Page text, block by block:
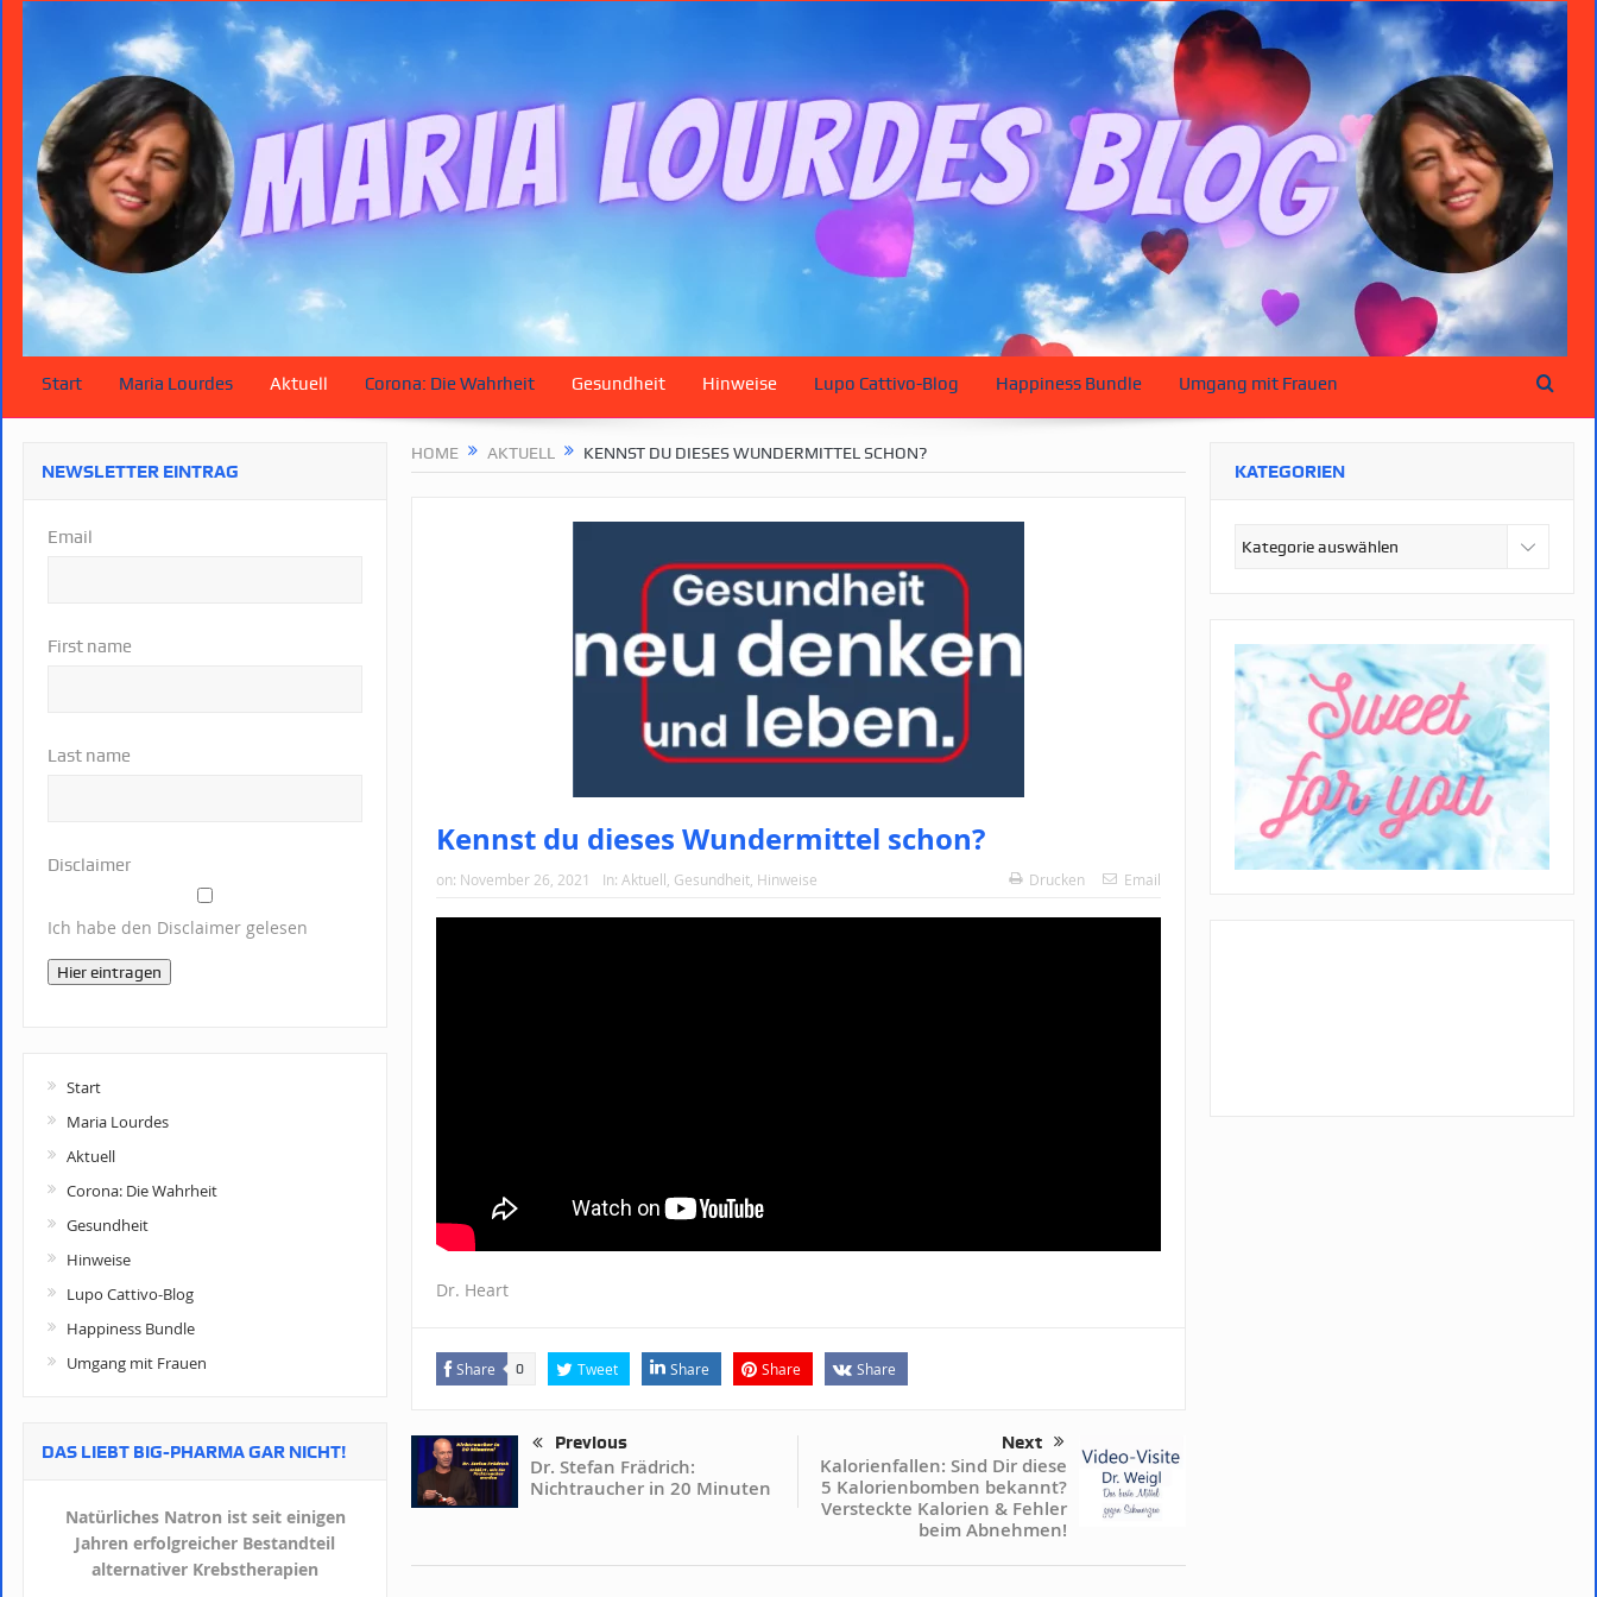
Start Maria Lourdes Aktuell Corona: Die Wahrheit Gesundheit Hinweise Lupo Cattivo-Blog Happiness Bundle Umgang mit Frauen
HOME AKTUELL KENNST DU DIESES WUNDERMITTEL SCHON?
Kennst du dieses Wundermittel schon?
on: November 26, 2021 In: Aktuell Gesundheit Hinweise Drucken Email
Dr. Heart
Share 0 Tweet Share Share Share
Previous
Dr. Stefan Frädrich:
Nichtraucher in 20 Minuten
Next
Kalorienfallen: Sind Dir diese
5 Kalorienbomben bekannt?
Versteckte Kalorien & Fehler
beim Abnehmen!
NEWSLETTER EINTRAG
Email
First name
Last name
Disclaimer
Ich habe den Disclaimer gelesen
Hier eintragen
Start
Maria Lourdes
Aktuell
Corona: Die Wahrheit
Gesundheit
Hinweise
Lupo Cattivo-Blog
Happiness Bundle
Umgang mit Frauen
DAS LIEBT BIG-PHARMA GAR NICHT!
Natürliches Natron ist seit einigen
Jahren erfolgreicher Bestandteil
alternativer Krebstherapien
KATEGORIEN